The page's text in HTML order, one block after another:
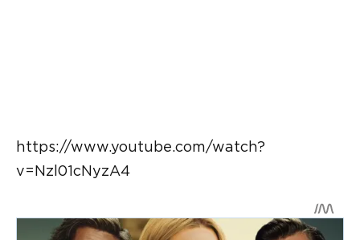
https://www.youtube.com/watch?
v=Nzl01cNyzA4